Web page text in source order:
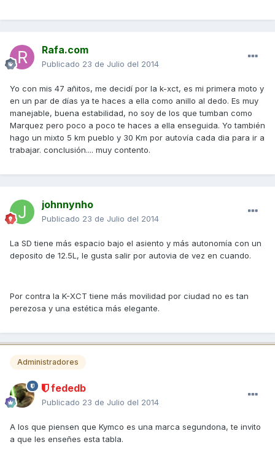
Rafa.com
Publicado 23 de Julio del 2014
Yo con mis 47 añitos, me decidí por la k-xct, es mi primera moto y
en un par de días ya te haces a ella como anillo al dedo. Es muy
manejable, buena estabilidad, no soy de los que tumban como
Marquez pero poco a poco te haces a ella enseguida. Yo también
hago un mixto 5 km pueblo y 30 Km por autovía cada dia para ir a
trabajar. conclusión.... muy contento.
johnnynho
Publicado 23 de Julio del 2014
La SD tiene más espacio bajo el asiento y más autonomía con un
deposito de 12.5L, le gusta salir por autovia de vez en cuando.
Por contra la K-XCT tiene más movilidad por ciudad no es tan
perezosa y una estética más elegante.
Administradores
fededb
Publicado 23 de Julio del 2014
A los que piensen que Kymco es una marca segundona, te invito
a que les enseñes esta tabla.